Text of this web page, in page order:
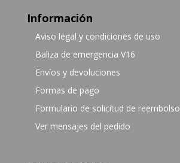
Información
Aviso legal y condiciones de uso
Baliza de emergencia V16
Envíos y devoluciones
Formas de pago
Formulario de solicitud de reembolso
Ver mensajes del pedido